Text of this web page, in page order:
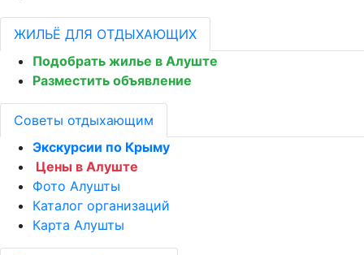
ЖИЛЬЁ ДЛЯ ОТДЫХАЮЩИХ
Подобрать жилье в Алуште
Разместить объявление
Советы отдыхающим
Экскурсии по Крыму
Цены в Алуште
Фото Алушты
Каталог организаций
Карта Алушты